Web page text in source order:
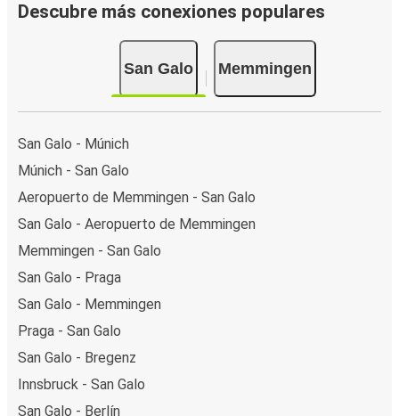
Descubre más conexiones populares
San Galo Memmingen
San Galo - Múnich
Múnich - San Galo
Aeropuerto de Memmingen - San Galo
San Galo - Aeropuerto de Memmingen
Memmingen - San Galo
San Galo - Praga
San Galo - Memmingen
Praga - San Galo
San Galo - Bregenz
Innsbruck - San Galo
San Galo - Berlín